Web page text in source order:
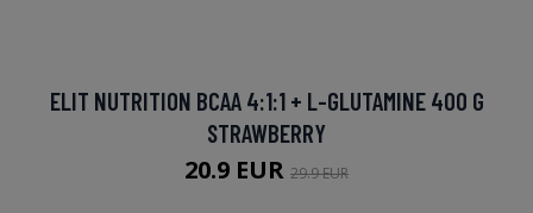
ELIT NUTRITION BCAA 4:1:1 + L-GLUTAMINE 400 G
STRAWBERRY
20.9 EUR 29.9 EUR